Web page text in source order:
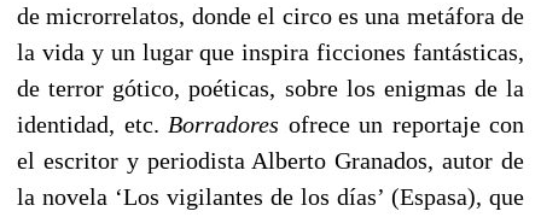
de microrrelatos, donde el circo es una metáfora de
la vida y un lugar que inspira ficciones fantásticas,
de terror gótico, poéticas, sobre los enigmas de la
identidad, etc. Borradores ofrece un reportaje con
el escritor y periodista Alberto Granados, autor de
la novela ‘Los vigilantes de los días’ (Espasa), que